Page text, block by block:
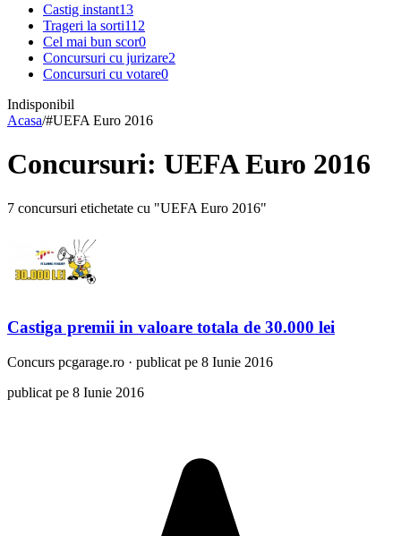
Castig instant13
Trageri la sorti112
Cel mai bun scor0
Concursuri cu jurizare2
Concursuri cu votare0
Indisponibil
Acasa/#UEFA Euro 2016
Concursuri: UEFA Euro 2016
7 concursuri etichetate cu "UEFA Euro 2016"
Castiga premii in valoare totala de 30.000 lei
Concurs pcgarage.ro · publicat pe 8 Iunie 2016
publicat pe 8 Iunie 2016